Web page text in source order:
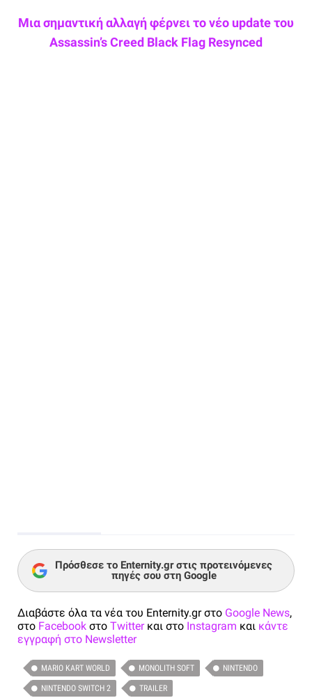
Μια σημαντική αλλαγή φέρνει το νέο update του
Assassin’s Creed Black Flag Resynced
Πρόσθεσε το Enternity.gr στις προτεινόμενες
πηγές σου στη Google
Διαβάστε όλα τα νέα του Enternity.gr στο Google News,
στο Facebook στο Twitterκαι στο Instagram και κάντε
εγγραφή στο Newsletter
MARIO KART WORLD MONOLITH SOFT NINTENDO
NINTENDO SWITCH 2 TRAILER